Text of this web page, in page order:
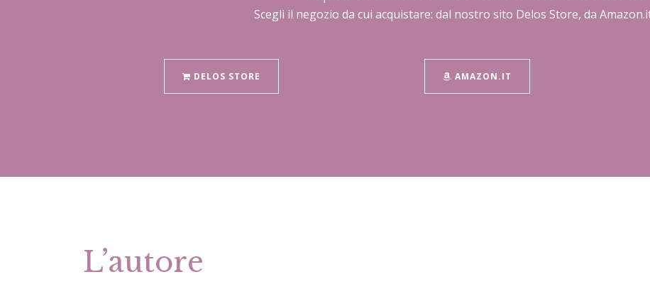
Scegli il negozio da cui acquistare: dal nostro sito Delos Store, da
DELOS STORE AMAZON.IT
L’autore